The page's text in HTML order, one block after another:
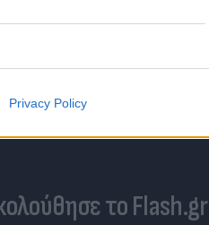
Privacy Policy
ανόδου στα καύσιμα: Πού
και ντίζελ
το Flash.gr